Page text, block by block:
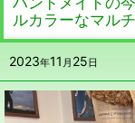
ルカラーなマル
2023年11 月 25日